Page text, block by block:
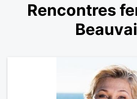
Rencontres